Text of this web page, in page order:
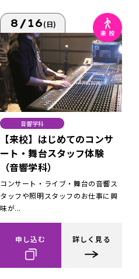
8/16(日)
音響学科
【来校】はじめてのコンサ
ート・舞台スタッフ体験
（音響学科）
コンサート・ライブ・舞台の音響ス
タッフや照明スタッフのお仕事に興
味が...
申し込む 詳しく見る